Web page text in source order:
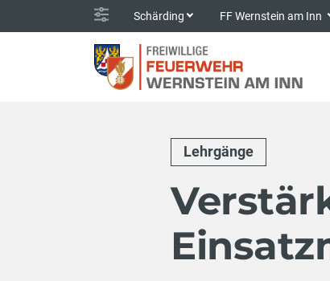
Schärding FF Wernstein am Inn
Lehrgänge